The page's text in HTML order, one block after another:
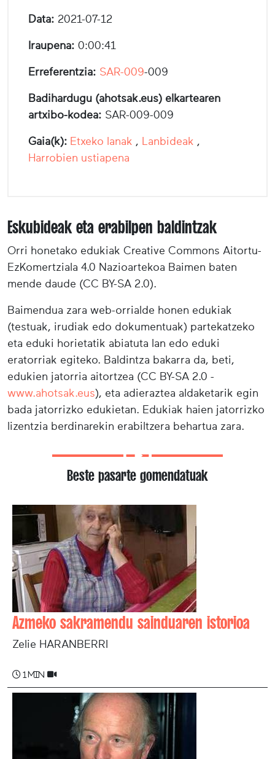
Data: 2021-07-12
Iraupena: 0:00:41
Erreferentzia: SAR-009-009
Badihardugu (ahotsak.eus) elkartearen
artxibo-kodea: SAR-009-009
Gaia(k): Etxeko lanak , Lanbideak ,
Harrobien ustiapena
Eskubideak eta erabilpen baldintzak
Orri honetako edukiak Creative Commons Aitortu-
EzKomertziala 4.0 Nazioartekoa Baimen baten
mende daude (CC BY-SA 2.0).
Baimendua zara web-orrialde honen edukiak
(testuak, irudiak edo dokumentuak) partekatzeko
eta eduki horietatik abiatuta lan edo eduki
eratorriak egiteko. Baldintza bakarra da, beti,
edukien jatorria aitortzea (CC BY-SA 2.0 -
www.ahotsak.eus), eta adieraztea aldaketarik egin
bada jatorrizko edukietan. Edukiak haien jatorrizko
lizentzia berdinarekin erabiltzera behartua zara.
Beste pasarte gomendatuak
Azmeko sakramendu sainduaren istorioa
Zelie HARANBERRI
1 min